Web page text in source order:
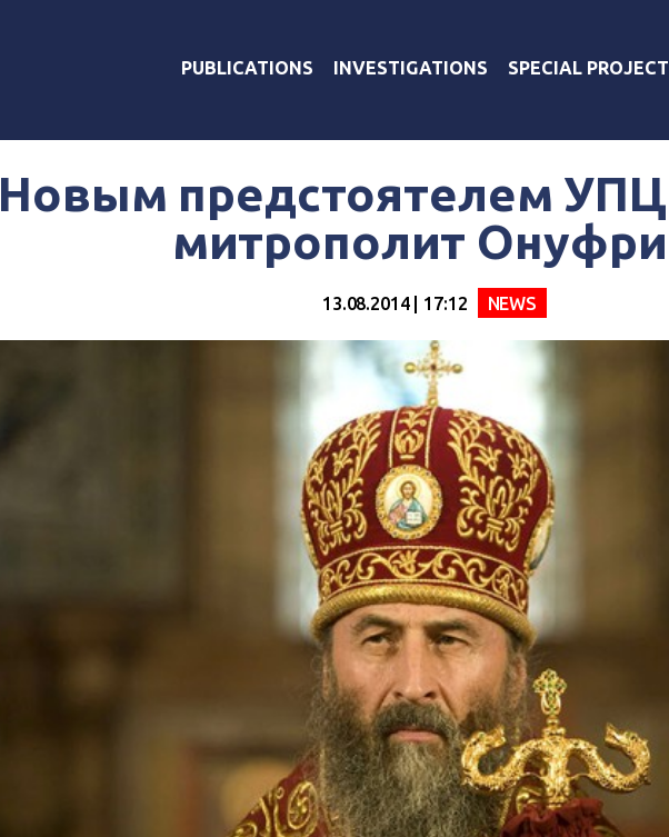
PUBLICATIONS INVESTIGATIONS SPECIAL
Новым предстоятелем
митрополит
13.08.2014 | 17:12 NEWS